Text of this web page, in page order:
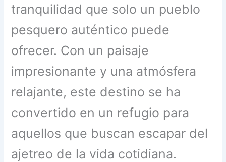
tranquilidad que solo un pueblo
pesquero auténtico puede
ofrecer. Con un paisaje
impresionante y una atmósfera
relajante, este destino se ha
convertido en un refugio para
aquellos que buscan escapar del
ajetreo de la vida cotidiana.